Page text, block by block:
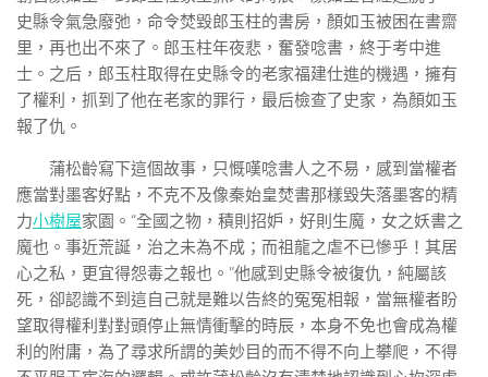
史縣令氣急廢弛，命令焚毀郎玉柱的書房，顏如玉被困在書齋
里，再也出不來了。郎玉柱年夜悲，奮發唸書，終于考中進
士。之后，郎玉柱取得在史縣令的老家福建仕進的機遇，擁有
了權利，抓到了他在老家的罪行，最后檢查了史家，為顏如玉
報了仇。
蒲松齡寫下這個故事，只慨嘆唸書人之不易，感到當權者
應當對墨客好點，不克不及像秦始皇焚書那樣毀失落墨客的精
力小樹屋家園。“全國之物，積則招妒，好則生魔，女之妖書之
魔也。事近荒誕，治之未為不成；而祖龍之虐不已慘乎！其居
心之私，更宜得怨毒之報也。”他感到史縣令被復仇，純屬該
死，卻認識不到這自己就是難以告終的冤冤相報，當無權者盼
望取得權利對對頭停止無情衝擊的時辰，本身不免也會成為權
利的附庸，為了尋求所謂的美妙目的而不得不向上攀爬，不得